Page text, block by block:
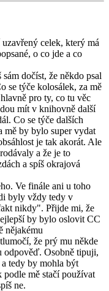
celek, který má
o co jde a co
dočíst, že někdo psal
se týče kolosálek, za mě
pro ty, co tu věc
mít v knihovně další
Co se týče dalších
mě by bylo super vydat
je tak akorát. Ale
a že je to
a spíš okrajová
Ve finále ani u toho
byly vždy tedy v
nikdy". Přijde mi, že
by bylo oslovit CC
nějakému
že prý mu někde
odpověď. Osobně tipuji,
tedy by mohla být
mě stačí používat
ne.